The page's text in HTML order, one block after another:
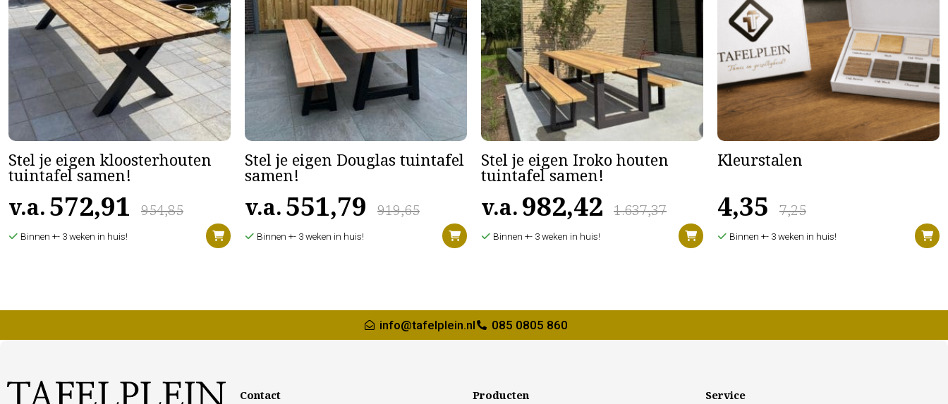
Stel je eigen kloosterhouten
tuintafel samen!
v.a. 954,85
572,91
Binnen +- 3 weken in huis!
Stel je eigen Douglas tuintafel
samen!
v.a. 919,65
551,79
Binnen +- 3 weken in huis!
Stel je eigen Iroko houten
tuintafel samen!
v.a. 1.637,37
982,42
Binnen +- 3 weken in huis!
Kleurstalen
7,25
4,35
Binnen +- 3 weken in huis!
info@tafelplein.nl 085 0805 860
Contact Producten Service